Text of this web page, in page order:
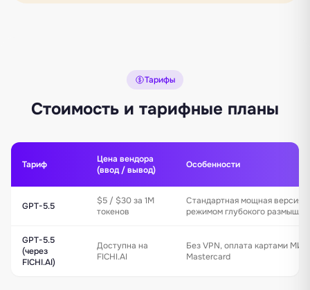
Тарифы
Стоимость и тарифные планы
Тариф
Цена вендора
(ввод / вывод)
Особенности
GPT-5.5
$5 / $30 за 1M
токенов
Стандартная мощная версия с
режимом глубокого
GPT-5.5
(через
FICHI.AI)
Доступна на
FICHI.AI
Без VPN, оплата картами
Mastercard